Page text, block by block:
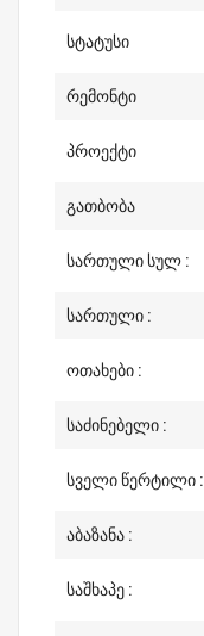
სტატუსი
რემონტი
პროექტი
გათბობა
სართული სულ :
სართული :
ოთახები :
საძინებელი :
სველი წერტილი :
აბაზანა :
საშხაპე :